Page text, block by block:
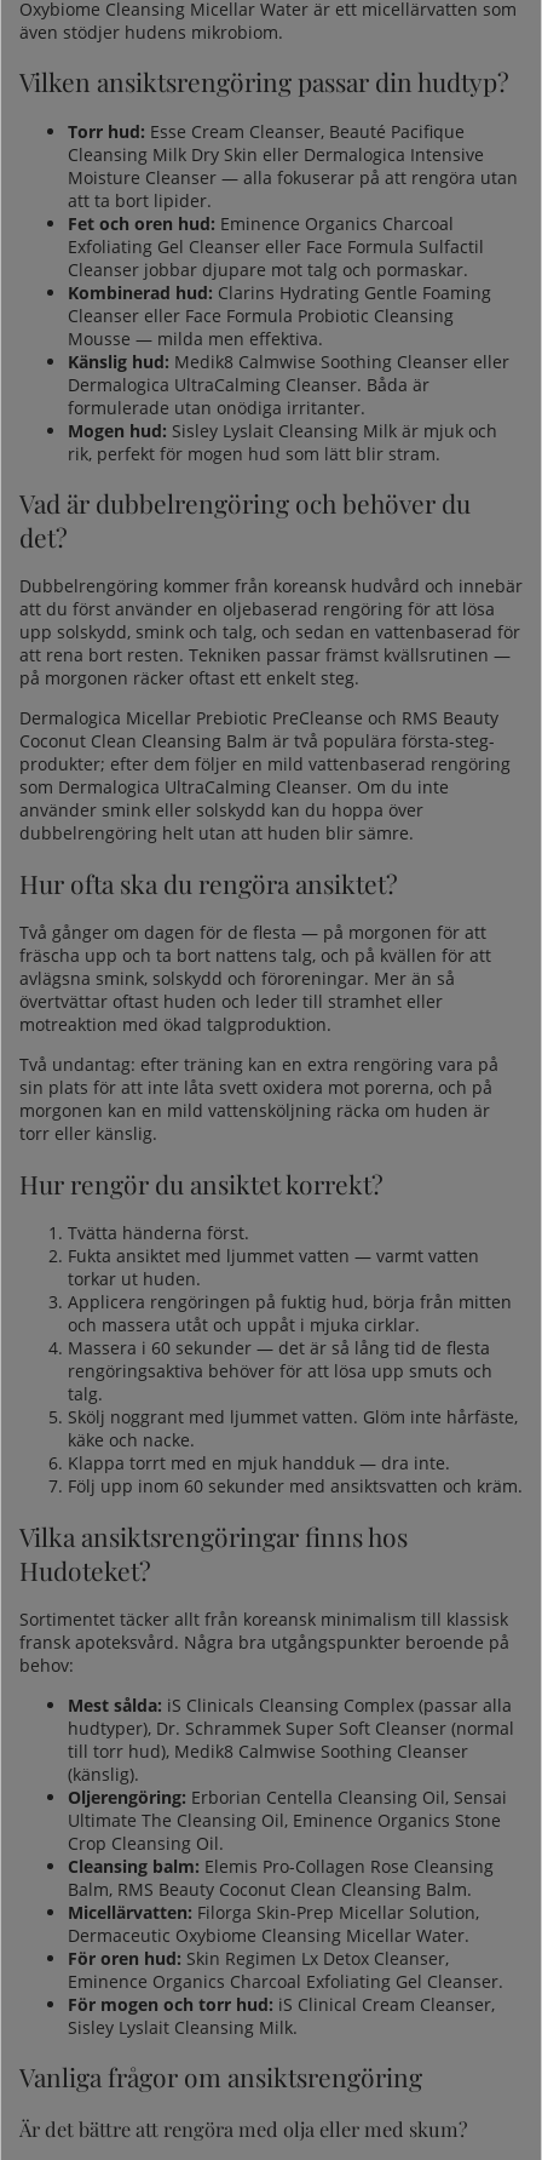
Oxybiome Cleansing Micellar Water är ett micellärvatten som
även stödjer hudens mikrobiom.
Vilken ansiktsrengöring passar din hudtyp?
Torr hud: Esse Cream Cleanser, Beauté Pacifique
Cleansing Milk Dry Skin eller Dermalogica Intensive
Moisture Cleanser — alla fokuserar på att rengöra utan
att ta bort lipider.
Fet och oren hud: Eminence Organics Charcoal
Exfoliating Gel Cleanser eller Face Formula Sulfactil
Cleanser jobbar djupare mot talg och pormaskar.
Kombinerad hud: Clarins Hydrating Gentle Foaming
Cleanser eller Face Formula Probiotic Cleansing
Mousse — milda men effektiva.
Känslig hud: Medik8 Calmwise Soothing Cleanser eller
Dermalogica UltraCalming Cleanser. Båda är
formulerade utan onödiga irritanter.
Mogen hud: Sisley Lyslait Cleansing Milk är mjuk och
rik, perfekt för mogen hud som lätt blir stram.
Vad är dubbelrengöring och behöver du
det?
Dubbelrengöring kommer från koreansk hudvård och innebär
att du först använder en oljebaserad rengöring för att lösa
upp solskydd, smink och talg, och sedan en vattenbaserad för
att rena bort resten. Tekniken passar främst kvällsrutinen —
på morgonen räcker oftast ett enkelt steg.
Dermalogica Micellar Prebiotic PreCleanse och RMS Beauty
Coconut Clean Cleansing Balm är två populära första-steg-
produkter; efter dem följer en mild vattenbaserad rengöring
som Dermalogica UltraCalming Cleanser. Om du inte
använder smink eller solskydd kan du hoppa över
dubbelrengöring helt utan att huden blir sämre.
Hur ofta ska du rengöra ansiktet?
Två gånger om dagen för de flesta — på morgonen för att
fräscha upp och ta bort nattens talg, och på kvällen för att
avlägsna smink, solskydd och föroreningar. Mer än så
övertvättar oftast huden och leder till stramhet eller
motreaktion med ökad talgproduktion.
Två undantag: efter träning kan en extra rengöring vara på
sin plats för att inte låta svett oxidera mot porerna, och på
morgonen kan en mild vattensköljning räcka om huden är
torr eller känslig.
Hur rengör du ansiktet korrekt?
Tvätta händerna först.
Fukta ansiktet med ljummet vatten — varmt vatten
torkar ut huden.
Applicera rengöringen på fuktig hud, börja från mitten
och massera utåt och uppåt i mjuka cirklar.
Massera i 60 sekunder — det är så lång tid de flesta
rengöringsaktiva behöver för att lösa upp smuts och
talg.
Skölj noggrant med ljummet vatten. Glöm inte hårfäste,
käke och nacke.
Klappa torrt med en mjuk handduk — dra inte.
Följ upp inom 60 sekunder med ansiktsvatten och kräm.
Vilka ansiktsrengöringar finns hos
Hudoteket?
Sortimentet täcker allt från koreansk minimalism till klassisk
fransk apoteksvård. Några bra utgångspunkter beroende på
behov:
Mest sålda: iS Clinicals Cleansing Complex (passar alla
hudtyper), Dr. Schrammek Super Soft Cleanser (normal
till torr hud), Medik8 Calmwise Soothing Cleanser
(känslig).
Oljerengöring: Erborian Centella Cleansing Oil, Sensai
Ultimate The Cleansing Oil, Eminence Organics Stone
Crop Cleansing Oil.
Cleansing balm: Elemis Pro-Collagen Rose Cleansing
Balm, RMS Beauty Coconut Clean Cleansing Balm.
Micellärvatten: Filorga Skin-Prep Micellar Solution,
Dermaceutic Oxybiome Cleansing Micellar Water.
För oren hud: Skin Regimen Lx Detox Cleanser,
Eminence Organics Charcoal Exfoliating Gel Cleanser.
För mogen och torr hud: iS Clinical Cream Cleanser,
Sisley Lyslait Cleansing Milk.
Vanliga frågor om ansiktsrengöring
Är det bättre att rengöra med olja eller med skum?